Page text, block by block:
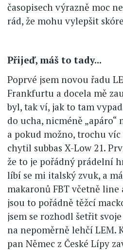
časopisech výrazně moc
rád, že mohu vylepšit
Přijeď, máš to tady...
Poprvé jsem novou řadu
Frankfurtu a docela mě
byl, tak ví, jak to tam
do ucha, nicméně „apáro“
a pokud možno, trochu víc
chytil subbas X-Low 21.
že to je pořádný prádelní
líbí se mi italský zvuk, a
makaronů FBT včetně line
jsou to pořádně těžcí
jsem se rozhodl šetřit
na nepoměrně lehčí LEM.
pan Němec z České Lípy